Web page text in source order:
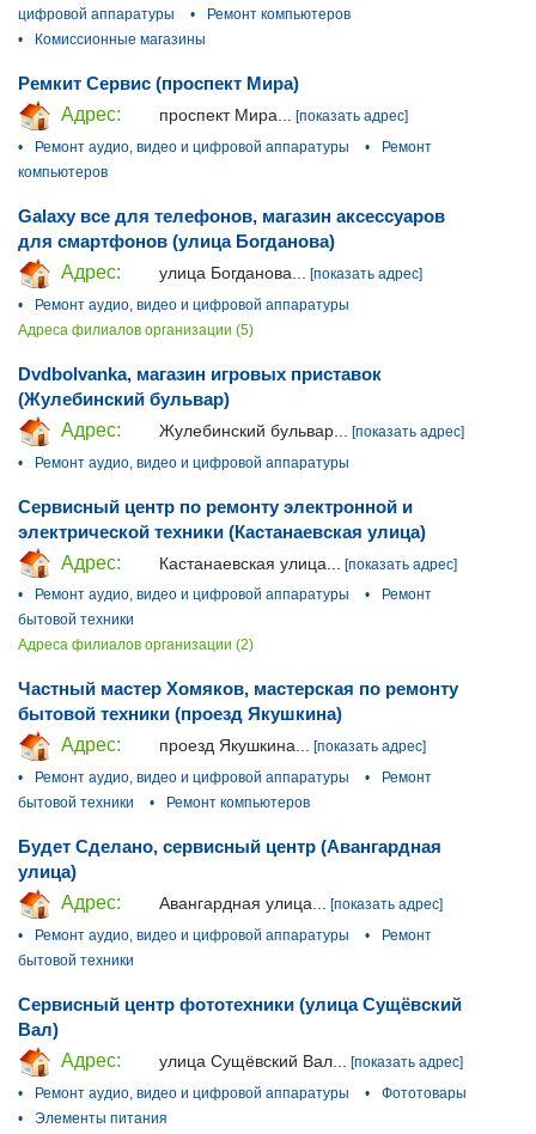
цифровой аппаратуры •
Ремонт компьютеров
•
Комиссионные магазины
Ремкит Сервис (проспект Мира)
Адрес:
проспект Мира... [показать адрес]
•
Ремонт аудио, видео и цифровой аппаратуры •
Ремонт
компьютеров
Galaxy все для телефонов, магазин аксессуаров
для смартфонов (улица Богданова)
Адрес:
улица Богданова...
[показать адрес]
•
Ремонт аудио, видео и цифровой аппаратуры
Адреса филиалов организации (5)
Dvdbolvanka, магазин игровых приставок
(Жулебинский бульвар)
Адрес:
Жулебинский бульвар...
[показать адрес]
•
Ремонт аудио, видео и цифровой аппаратуры
Сервисный центр по ремонту электронной и
электрической техники (Кастанаевская улица)
Адрес:
Кастанаевская улица...
[показать адрес]
•
Ремонт аудио, видео и цифровой аппаратуры •
Ремонт
бытовой техники
Адреса филиалов организации (2)
Частный мастер Хомяков, мастерская по ремонту
бытовой техники (проезд Якушкина)
Адрес:
проезд Якушкина... [показать адрес]
•
Ремонт аудио, видео и цифровой аппаратуры •
Ремонт
бытовой техники
• Ремонт компьютеров
Будет Сделано, сервисный центр (Авангардная
улица)
Адрес:
Авангардная улица...
[показать адрес]
•
Ремонт аудио, видео и цифровой аппаратуры •
Ремонт
бытовой техники
Сервисный центр фототехники (улица Сущёвский
Вал)
Адрес:
улица Сущёвский Вал...
[показать адрес]
•
Ремонт аудио, видео и цифровой аппаратуры •
Фототовары
•
Элементы питания